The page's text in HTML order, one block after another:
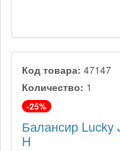
Код товара: 47147
Количество: 1
-25%
Балансир Lucky
H